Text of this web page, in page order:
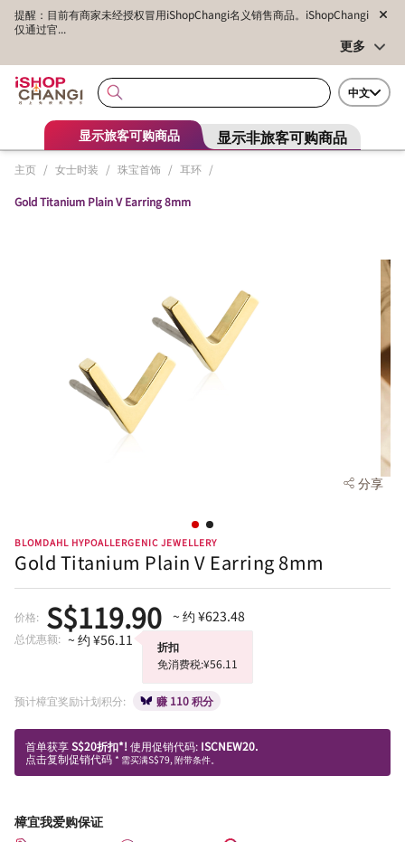
提醒：目前有商家未经授权冒用iShopChangi名义销售商品。iShopChangi
仅通过官...
更多
中文
显示旅客可购商品 显示非旅客可购商品
主页 / 女士时装 / 珠宝首饰 / 耳环 /
Gold Titanium Plain V Earring 8mm
分享
BLOMDAHL HYPOALLERGENIC JEWELLERY
Gold Titanium Plain V Earring 8mm
价格: S$119.90 ~ 约 ¥623.48
总优惠额: ~ 约 ¥56.11
折扣
免消费税:¥56.11
预计樟宜奖励计划积分: 赚 110 积分
首单获享S$20折扣*! 使用促销代码: ISCNEW20.
点击复制促销代码 * 需买满S$79, 附带条件。
樟宜我爱购保证